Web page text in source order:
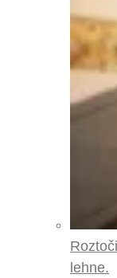
lehne.